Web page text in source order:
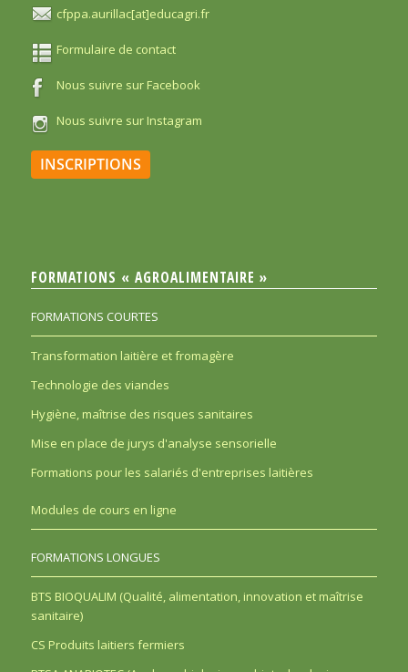
cfppa.aurillac[at]educagri.fr
Formulaire de contact
Nous suivre sur Facebook
Nous suivre sur Instagram
INSCRIPTIONS
FORMATIONS « AGROALIMENTAIRE »
FORMATIONS COURTES
Transformation laitière et fromagère
Technologie des viandes
Hygiène, maîtrise des risques sanitaires
Mise en place de jurys d'analyse sensorielle
Formations pour les salariés d'entreprises laitières
Modules de cours en ligne
FORMATIONS LONGUES
BTS BIOQUALIM (Qualité, alimentation, innovation et maîtrise
sanitaire)
CS Produits laitiers fermiers